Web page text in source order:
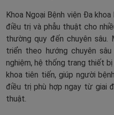
Khoa Ngoại Bệnh viện Đa
điều trị và phẫu thuật cho
thường quy đến chuyên sâu.
triển theo hướng chuyên
nghiệm, hệ thống trang thiết
khoa tiên tiến, giúp người
điều trị phù hợp ngay từ giai
thuật.